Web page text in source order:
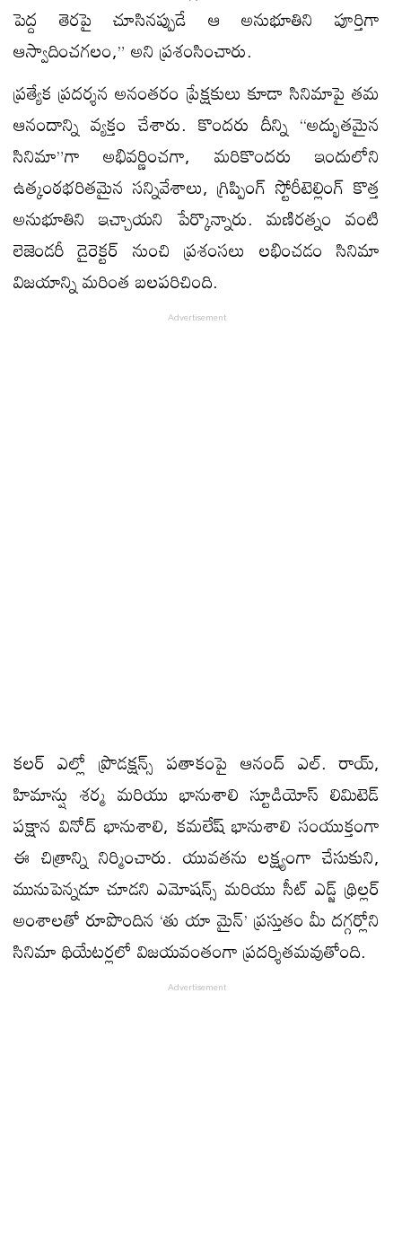
పెద్ద తెరపై చూసినప్పుడే ఆ అనుభూతిని పూర్తిగా
ఆస్వాదించగలం,” అని ప్రశంసించారు.
ప్రత్యేక ప్రదర్శన అనంతరం ప్రేక్షకులు కూడా సినిమాపై తమ
ఆనందాన్ని వ్యక్తం చేశారు. కొందరు దీన్ని “అద్భుతమైన
సినిమా”గా అభివర్ణించగా, మరికొందరు ఇందులోని
ఉత్కంఠభరితమైన సన్నివేశాలు, గ్రిప్పింగ్ స్టోరీటెల్లింగ్ కొత్త
అనుభూతిని ఇచ్చాయని పేర్కొన్నారు. మణిరత్నం వంటి
లెజెండరీ డైరెక్టర్ నుంచి ప్రశంసలు లభించడం సినిమా
విజయాన్ని మరింత బలపరిచింది.
కలర్ ఎల్లో ప్రొడక్షన్స్ పతాకంపై ఆనంద్ ఎల్. రాయ్,
హిమాన్షు శర్మ మరియు భానుశాలి స్టూడియోస్ లిమిటెడ్
పక్షాన వినోద్ భానుశాలి, కమలేష్ భానుశాలి సంయుక్తంగా
ఈ చిత్రాన్ని నిర్మించారు. యువతను లక్ష్యంగా చేసుకుని,
మునుపెన్నడూ చూడని ఎమోషన్స్ మరియు సీట్ ఎడ్జ్ థ్రిల్లర్
అంశాలతో రూపొందిన ‘తు యా మైన్’ ప్రస్తుతం మీ దగ్గర్లోని
సినిమా థియేటర్లలో విజయవంతంగా ప్రదర్శితమవుతోంది.